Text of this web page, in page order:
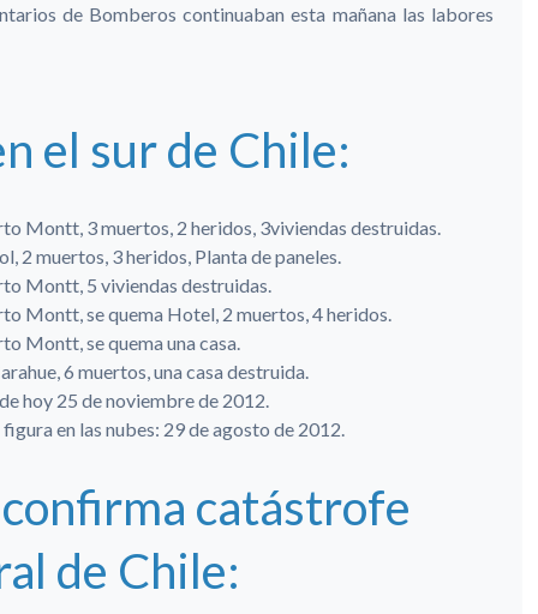
de Bomberos continuaban esta mañana las labores
el sur de Chile:
Montt, 3 muertos, 2 heridos, 3viviendas destruidas.
2 muertos, 3 heridos, Planta de paneles.
Montt, 5 viviendas destruidas.
Montt, se quema Hotel, 2 muertos, 4 heridos.
Montt, se quema una casa.
6 muertos, una casa destruida.
hoy 25 de noviembre de 2012.
en las nubes: 29 de agosto de 2012.
catástrofe
de Chile: